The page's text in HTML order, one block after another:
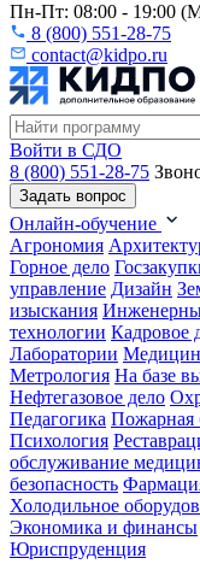
Пн-Пт: 08:00 - 19:00
8 (800) 551-28-75
contact@kidpo.ru
Войти в СДО
8 (800) 551-28-75
Задать вопрос
Онлайн-обучение
Агрономия
Горное дело
управление Дизайн
изыскания
технологии Кадровое
Лаборатории
Метрология На базе
Нефтегазовое дело
Педагогика Пожарная
Психология
обслуживание
безопасность
Холодильное
Экономика и финансы
Юриспруденция